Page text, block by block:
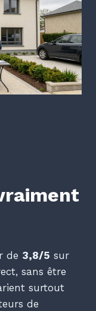
de 3,8/5 sur
sans être
surtout
de